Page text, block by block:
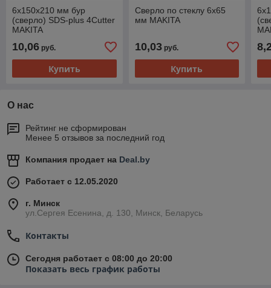
6х150х210 мм бур
(сверло) SDS-plus 4Cutter
MAKITA
10,06 руб.
Купить
Сверло по стеклу 6х65
мм MAKITA
10,03руб.
Купить
О нас
Рейтинг не сформирован
Менее 5 отзывов за последний год
Компания продает на Deal.by
Работает с 12.05.2020
г. Минск
ул.Сергея Есенина, д. 130, Минск, Беларусь
Контакты
Сегодня работает с 08:00 до 20:00
Показать весь график работы